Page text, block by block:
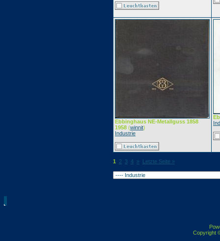
Ebbinghaus NE-Metallguss 1858
1958 (winnit)
Industrie
1 2 3 4 » Letzte Seite »
Copyright